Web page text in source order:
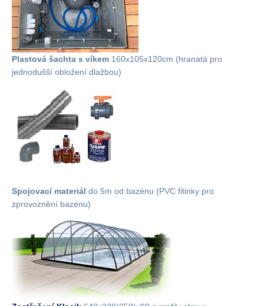
Plastová šachta s víkem 160x105x120cm (hranatá pro
jednodušší obložení dlažbou)
Spojovací materiál do 5m od bazénu (PVC fitinky pro
zprovoznění bazénu)